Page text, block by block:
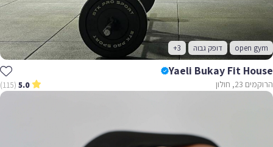
open gym דופק גבוה +3
Yaeli Bukay Fit House
הרוקמים 23, חולון 5.0
(115)